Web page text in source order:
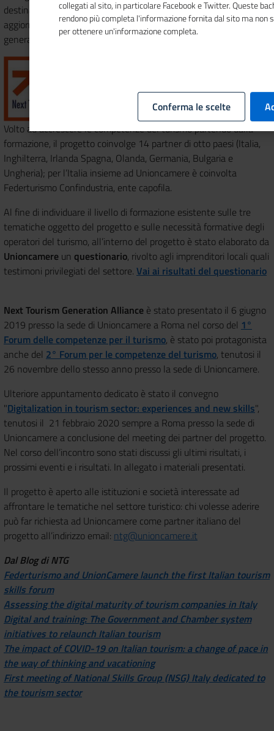
destinazioni) e sviluppare un metodo innovativo per educatori per
aggiornarsi sui rapidi cambiamenti delle competenze per le future
generazioni coinvolte nel settore.
Volto ad accrescere le competenze del turismo partendo dalla
formazione, il progetto coinvolge 14 partner di otto paesi (Italia,
Inghilterra, Irlanda Spagna, Olanda, Germania, Bulgaria e
Ungheria); per l’Italia insieme ad Unioncamere è coinvolta
Federturismo Confindustria, ente capofila.
Al fine di individuare il livello di formazione esistente sulle tre
tematiche oggetto del progetto e sulle necessità formative degli
operatori del turismo, all’interno del progetto è stato elaborato da
Unioncamere un questionario, rivolto agli imprenditori locali quali
testimoni privilegiati del settore. Vai ai risultati del questionario
Next Tourism Generation Alliance è stato presentato il 6 giugno
2019 presso la sede di Unioncamere a Roma nel corso del 1°
Forum delle competenze per il turismo, è stato poi protagonista
anche del 2° Forum per le competenze del turismo, tenutosi il
26 novembre dello stesso anno presso la sede di Unioncamere.
Ulteriore appuntamento dedicato è stato il convegno
"Digitalization in tourism sector: experiences and new skills",
tenutosi il 21 febbraio 2020 sempre a Roma presso la sede di
Unioncamere a conclusione del meeting dei partner del progetto.
Nel corso dell’incontro sono stati discussi gli ultimi risultati, i
prossimi eventi e i risultati. In allegato i materiali presentati.
Il progetto è aperto alle istituzioni e società interessate ad
affrontare le tematiche nel settore turistico: chi volesse aderire
può far richiesta ad Unioncamere come partner italiano del
progetto all’indirizzo email: ntg@unioncamere.it
Dal Blog di NTG
Federturismo and UnionCamere launch the first Italian tourism
skills forum
Assessing the digital maturity of tourism companies in Italy
Digital and training: The Government and Chamber system
initiatives to relaunch Italian tourism
The impact of COVID-19 on Italian tourism: a change of pace in
the way of thinking and vacationing
First meeting of National Skills Group (NSG) Italy dedicated to
the tourism sector
collegati al sito, in particolare Facebook e Twitter. Queste
rendono più completa l'informazione fornita dal sito ma non
per ottenere un'informazione completa.
Conferma le scelte